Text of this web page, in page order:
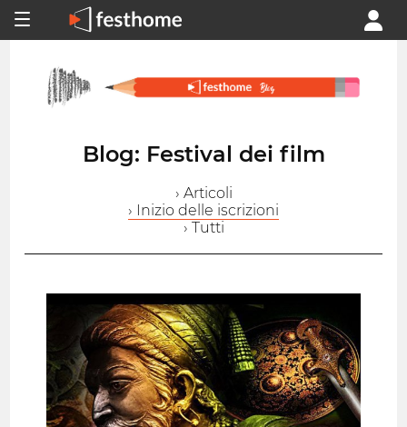
Blog: Festival dei film
› Articoli
› Inizio delle iscrizioni
› Tutti